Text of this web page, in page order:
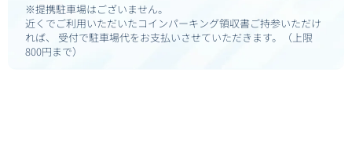
※提携駐車場はございません。
近くでご利用いただいたコインパーキング領収書ご持参いただけ
れば、 受付で駐車場代をお支払いさせていただきます。（上限
800円まで）